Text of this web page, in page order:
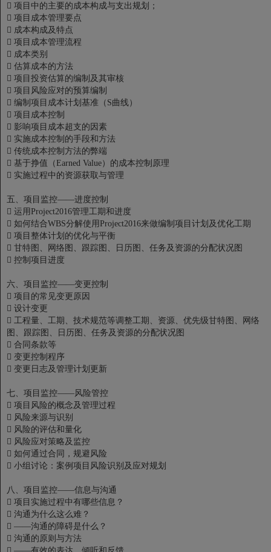
 项目中的主要的成本构成与支出规划；
 项目成本管理要点
 成本构成及特点
 项目成本管理流程
 成本类别
 估算成本的方法
 项目投资估算的编制及其审核
 项目风险应对的预算编制
 编制项目成本计划基准（S曲线）
 项目成本控制
 影响项目成本超支的因素
 实施成本控制的手段和方法
 传统成本控制方法的弊端
 基于挣值（Earned Value）的成本控制原理
 实施过程中的资源获取与管理
五、项目监控——进度控制
 运用Project2016管理工期和进度
 如何结合WBS分解使用Project2016来做编制项目计划及优化工期
 项目整体计划的优化与平衡
 甘特图、网络图、跟踪图、日历图、任务及资源的分配状况图
 控制项目进度
六、项目监控——变更控制
 项目的常见变更原因
 设计变更
 工程量、工期、技术规范等调整工期、资源、优先级甘特图、网络
图、跟踪图、日历图、任务及资源的分配状况图
 合同条款等
 变更控制程序
 变更日志及管理计划更新
七、项目监控——风险管控
 项目风险的概念及管理过程
 风险来源与识别
 风险的评估和量化
 风险应对策略及监控
 如何通过合同，规避风险
 小组讨论：案例项目风险识别及应对规划
八、项目监控——信息与沟通
 项目实施过程中有哪些信息？
 沟通为什么这么难？
 ——沟通的障碍是什么？
 沟通的原则与方法